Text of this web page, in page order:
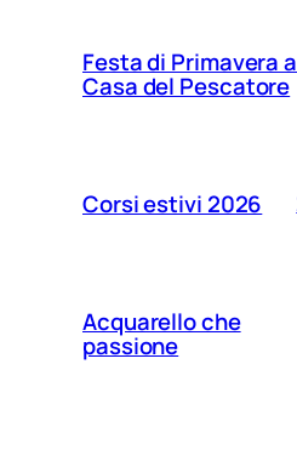
Festa di Primavera
Casa del Pescatore
Corsi estivi 2026
Acquarello che
passione